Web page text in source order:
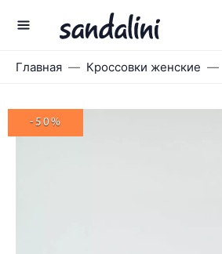
Главная Кроссовки женские
-50%